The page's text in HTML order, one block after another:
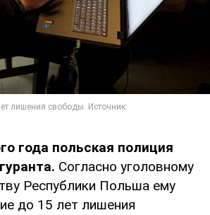
года польская полиция
Согласно уголовному
Республики Польша ему
до 15 лет лишения